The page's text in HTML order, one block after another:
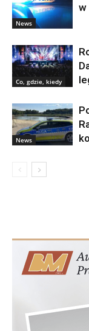
News
w
Co, gdzie, kiedy
News